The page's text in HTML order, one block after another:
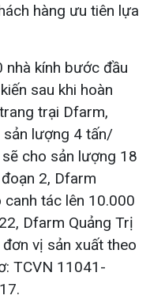
hàng ưu tiên lựa
nhà kính bước đầu
sau khi hoàn
trại Dfarm,
lượng 4 tấn/
cho sản lượng 18
2, Dfarm
tác lên 10.000
Dfarm Quảng Trị
vị sản xuất theo
TCVN 11041-